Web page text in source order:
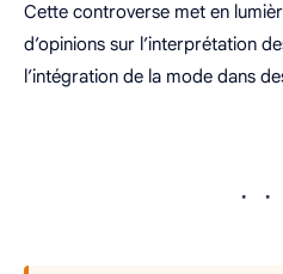
Cette controverse met en
d’opinions sur l’interprétation
l’intégration de la mode dans